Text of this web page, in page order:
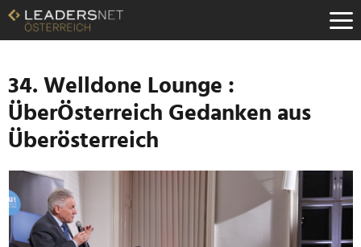
Zum
Inhalt
Zur
Navigation
Zur
Hauptnavigation
34. Welldone Lounge :
ÜberÖsterreich Gedanken aus
Überösterreich